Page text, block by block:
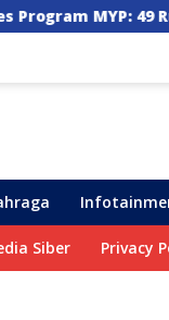
Jalan di Sulsel
Siber Privacy